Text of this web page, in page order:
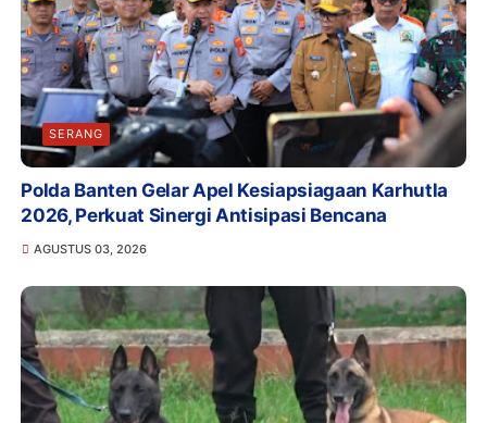
SERANG
Polda Banten Gelar Apel Kesiapsiagaan Karhutla
2026, Perkuat Sinergi Antisipasi Bencana
AGUSTUS 03, 2026